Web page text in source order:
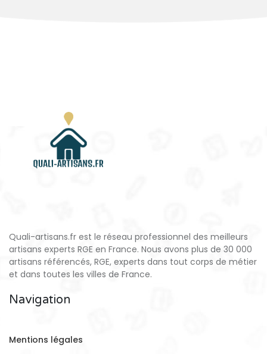
Quali-artisans.fr est le réseau professionnel des meilleurs
artisans experts RGE en France. Nous avons plus de 30 000
artisans référencés, RGE, experts dans tout corps de métier
et dans toutes les villes de France.
Navigation
Mentions légales